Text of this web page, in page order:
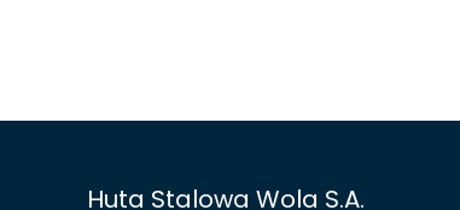
Huta Stalowa Wola S.A.